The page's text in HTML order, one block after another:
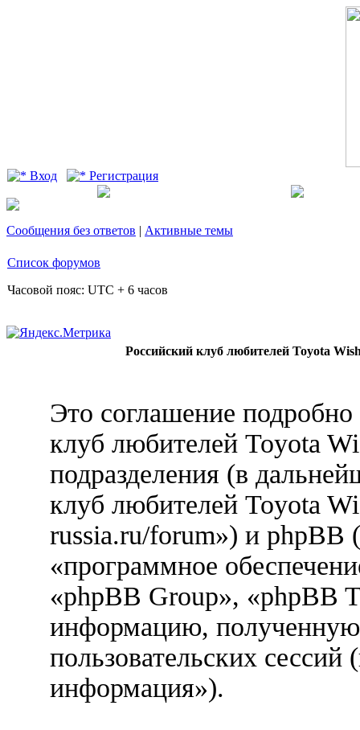
Вход Регистрация
Сообщения без ответов | Активные темы
Список форумов
Часовой пояс: UTC + 6 часов
Российский клуб любителей Toyota
Это соглашение
клуб любителей Toyota
подразделения (в
клуб любителей Toyota
russia.ru/forum») и phpBB
«программное
«phpBB Group», «phpBB
информацию,
пользовательских
информация»).